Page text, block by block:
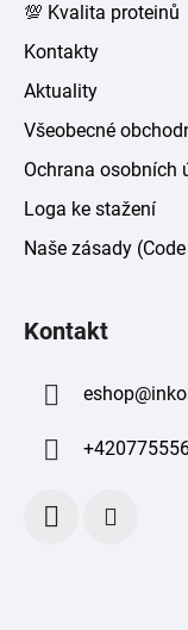
💯 Kvalita proteinů
Kontakty
Aktuality
Všeobecné
Ochrana osobních
Loga ke stažení
Naše zásady
Kontakt
eshop@